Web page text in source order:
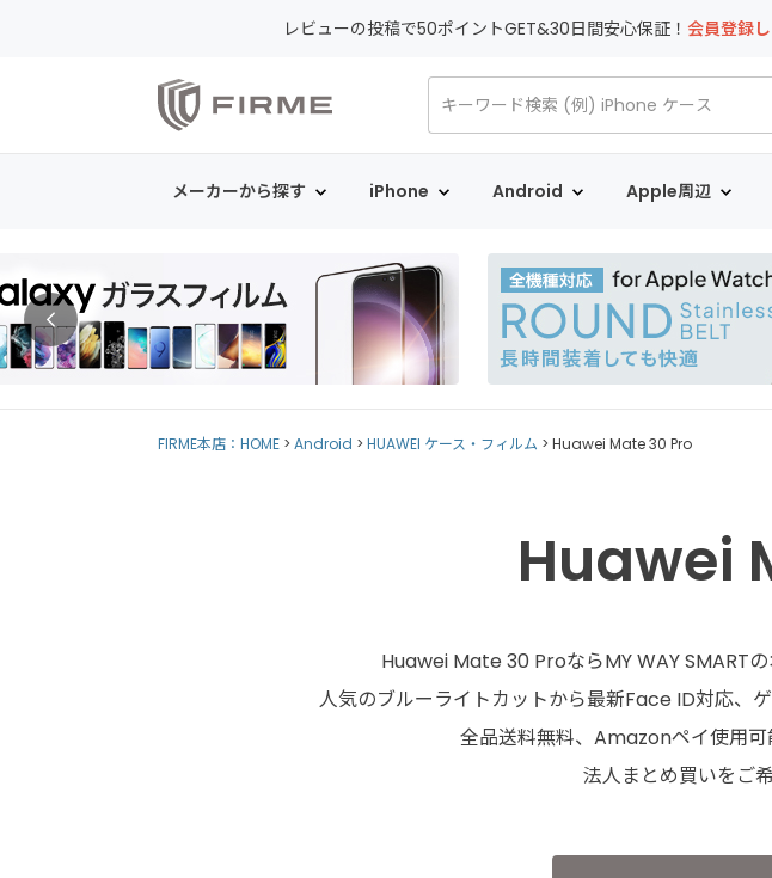
レビューの投稿で50ポイントGET&30日間安心保証！ 会員登録
メーカーから探す iPhone Android Apple周辺
FIRME本店：HOME Android HUAWEI ケース・フィルム Huawei Mate 30 Pro
Huawei
Huawei Mate 30 ProならMY WAY SMART
人気のブルーライトカットから最新Face ID対応、
全品送料無料、Amazonペイ使用可
法人まとめ買いをご